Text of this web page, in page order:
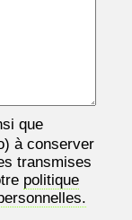
que
à conserver
transmises
politique